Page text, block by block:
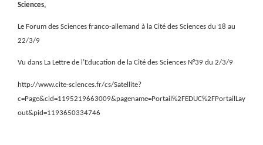
Sciences,
Le Forum des Sciences franco-allemand à la Cité des Sciences du 18 au
22/3/9
Vu dans La Lettre de l’Education de la Cité des Sciences N°39 du 2/3/9
http://www.cite-sciences.fr/cs/Satellite?
c=Page&cid=1195219663009&pagename=Portail%2FEDUC%2FPortailLay
out&pid=1193650334746